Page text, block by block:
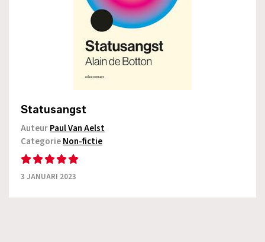
Statusangst
AuteurPaul Van Aelst
CategorieNon-fictie
3 JANUARI 2023